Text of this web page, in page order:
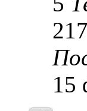
217
15